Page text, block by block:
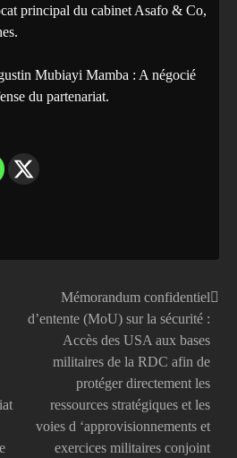
principal du cabinet Asafo & Co,
Mubiayi Mamba : A négocié
du partenariat.
Mémorandum confidentiel
d’entente (MoU) sur la sécurité :
Accès des USA aux bases
militaires de la RDC afin de
protéger directement les
ressources stratégiques et les
voies d ‘approvisionnements et
exercices militaires conjoint